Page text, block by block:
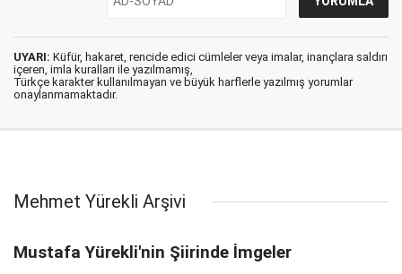
UYARI: Küfür, hakaret, rencide edici cümleler veya imalar, inançlara saldırı
içeren, imla kuralları ile yazılmamış,
Türkçe karakter kullanılmayan ve büyük harflerle yazılmış yorumlar
onaylanmamaktadır.
Mehmet Yürekli Arşivi
Mustafa Yürekli'nin Şiirinde İmgeler